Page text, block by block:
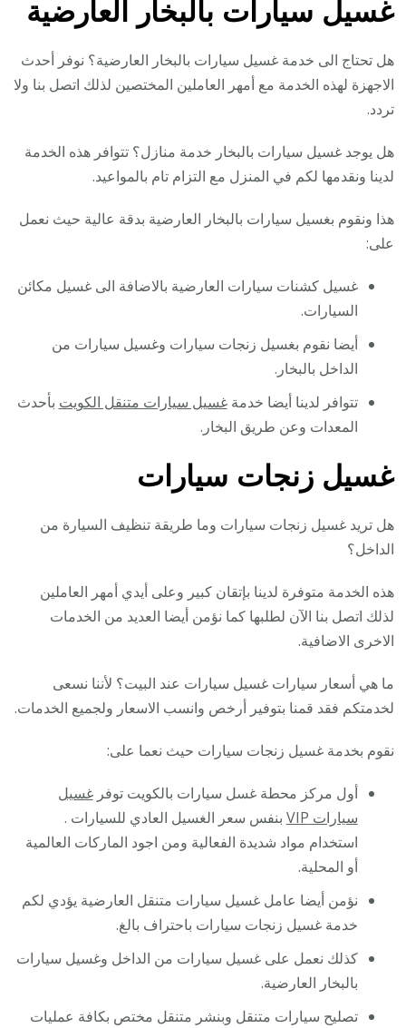
غسيل سيارات بالبخار العارضية
هل تحتاج الى خدمة غسيل سيارات بالبخار العارضية؟ نوفر أحدث
الاجهزة لهذه الخدمة مع أمهر العاملين المختصين لذلك اتصل بنا ولا
تردد.
هل يوجد غسيل سيارات بالبخار خدمة منازل؟ تتوافر هذه الخدمة
لدينا ونقدمها لكم في المنزل مع التزام تام بالمواعيد.
هذا ونقوم بغسيل سيارات بالبخار العارضية بدقة عالية حيث نعمل
على:
غسيل كشنات سيارات العارضية بالاضافة الى غسيل مكائن
السيارات.
أيضا نقوم بغسيل زنجات سيارات وغسيل سيارات من
الداخل بالبخار.
تتوافر لدينا أيضا خدمةغسيل سيارات متنقل الكويت بأحدث
المعدات وعن طريق البخار.
غسيل زنجات سيارات
هل تريد غسيل زنجات سيارات وما طريقة تنظيف السيارة من
الداخل؟
هذه الخدمة متوفرة لدينا بإتقان كبير وعلى أيدي أمهر العاملين
لذلك اتصل بنا الآن لطلبها كما نؤمن أيضا العديد من الخدمات
الاخرى الاضافية.
ما هي أسعار سيارات غسيل سيارات عند البيت؟ لأننا نسعى
لخدمتكم فقد قمنا بتوفير أرخص وانسب الاسعار ولجميع الخدمات.
نقوم بخدمة غسيل زنجات سيارات حيث نعما على:
أول مركز محطة غسل سيارات بالكويت توفرغسيل
سيارات VIP
بنفس سعر الغسيل العادي للسيارات .
استخدام مواد شديدة الفعالية ومن اجود الماركات العالمية
أو المحلية.
نؤمن أيضا عامل غسيل سيارات متنقل العارضية يؤدي لكم
خدمة غسيل زنجات سيارات باحتراف بالغ.
كذلك نعمل على غسيل سيارات من الداخل وغسيل سيارات
بالبخار العارضية.
تصليح سيارات متنقل وبنشر متنقل مختص بكافة عمليات